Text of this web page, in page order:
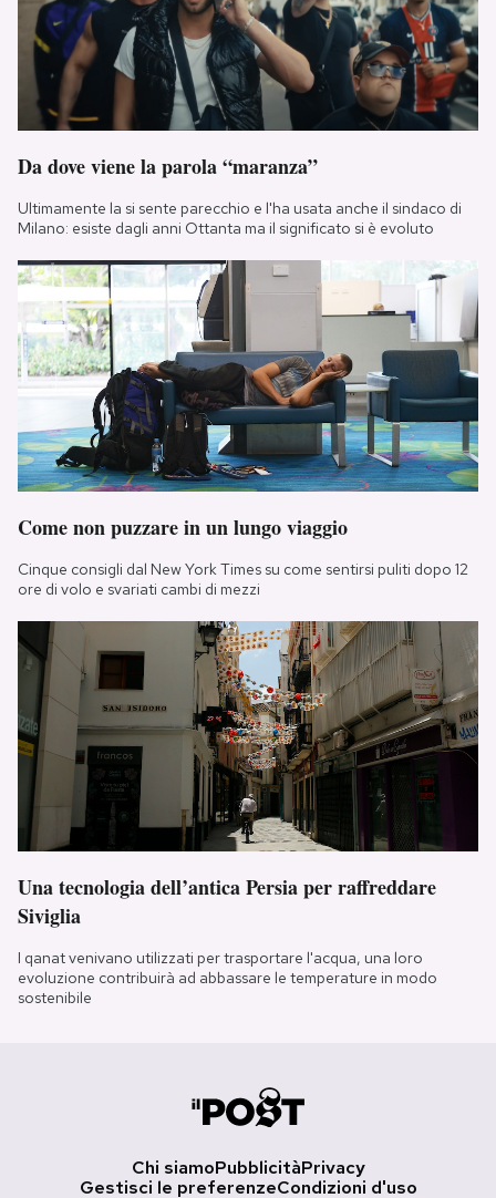
Da dove viene la parola “maranza”
Ultimamente la si sente parecchio e l'ha usata anche il sindaco di
Milano: esiste dagli anni Ottanta ma il significato si è evoluto
Come non puzzare in un lungo viaggio
Cinque consigli dal New York Times su come sentirsi puliti dopo 12
ore di volo e svariati cambi di mezzi
Una tecnologia dell’antica Persia per raffreddare
Siviglia
I qanat venivano utilizzati per trasportare l'acqua, una loro
evoluzione contribuirà ad abbassare le temperature in modo
sostenibile
Chi siamoPubblicitàPrivacy
Gestisci le preferenzeCondizioni d'uso